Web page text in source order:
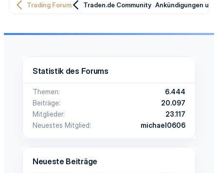
Trading Forum Traden.de Community Ankündigungen
Statistik des Forums
Themen
6.444
Beiträge
20.097
Mitglieder
23.117
Neuestes Mitglied
michael0606
Neueste Beiträge